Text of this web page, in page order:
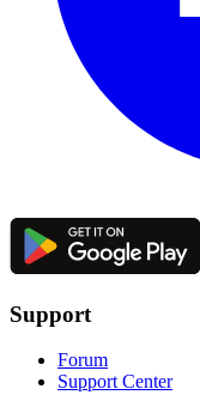
Support
Forum
Support Center